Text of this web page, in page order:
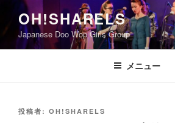
テ
ン
OH!SHARELS
Japanese Doo Wop Girls Group
メニュー
投
投稿者: OH!SHARELS